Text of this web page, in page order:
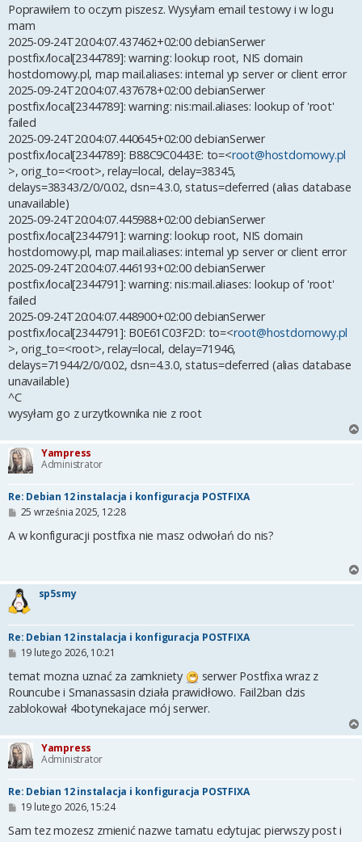
s
Poprawiłem to oczym piszesz. Wysyłam email testowy i w logu
mam
2025-09-24T20:04:07.437462+02:00 debianSerwer
postfix/local[2344789]: warning: lookup root, NIS domain
hostdomowy.pl, map mail.aliases: internal yp server or client error
2025-09-24T20:04:07.437678+02:00 debianSerwer
postfix/local[2344789]: warning: nis:mail.aliases: lookup of 'root'
failed
2025-09-24T20:04:07.440645+02:00 debianSerwer
postfix/local[2344789]: B88C9C0443E: to=<root@hostdomowy.pl
>, orig_to=<root>, relay=local, delay=38345,
delays=38343/2/0/0.02, dsn=4.3.0, status=deferred (alias database
unavailable)
2025-09-24T20:04:07.445988+02:00 debianSerwer
postfix/local[2344791]: warning: lookup root, NIS domain
hostdomowy.pl, map mail.aliases: internal yp server or client error
2025-09-24T20:04:07.446193+02:00 debianSerwer
postfix/local[2344791]: warning: nis:mail.aliases: lookup of 'root'
failed
2025-09-24T20:04:07.448900+02:00 debianSerwer
postfix/local[2344791]: B0E61C03F2D: to=<root@hostdomowy.pl
>, orig_to=<root>, relay=local, delay=71946,
delays=71944/2/0/0.02, dsn=4.3.0, status=deferred (alias database
unavailable)
^C
wysyłam go z urzytkownika nie z root
Yampress
Administrator
Re: Debian 12 instalacja i konfiguracja POSTFIXA
P
s
25 września 2025, 12:28
A w konfiguracji postfixa nie masz odwołań do nis?
sp5smy
Re: Debian 12 instalacja i konfiguracja POSTFIXA
P
s
19 lutego 2026, 10:21
temat mozna uznać za zamkniety
serwer Postfixa wraz z
Rouncube i Smanassasin działa prawidłowo. Fail2ban dzis
zablokował 4botynekajace mój serwer.
Yampress
Administrator
Re: Debian 12 instalacja i konfiguracja POSTFIXA
P
s
19 lutego 2026, 15:24
Sam tez mozesz zmienić nazwe tamatu edytujac pierwszy post i